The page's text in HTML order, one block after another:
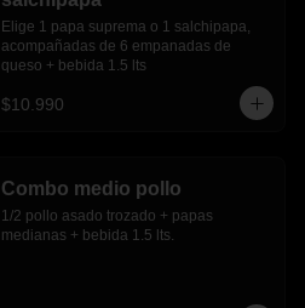
Elige 1 papa suprema o 1 salchipapa,
acompañadas de 6 empanadas de
queso + bebida 1.5 lts
$10.990
Combo medio pollo
1/2 pollo asado trozado + papas
medianas + bebida 1.5 lts.